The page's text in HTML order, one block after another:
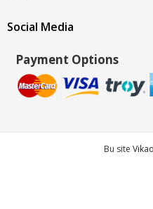
Social Media
Payment Options
Bu site